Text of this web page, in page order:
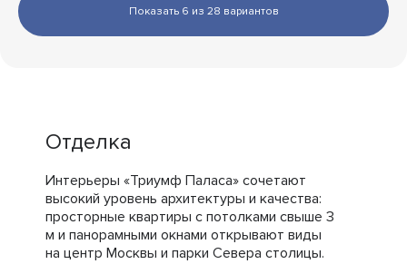
Показать 6 из 28 вариантов
Отделка
Интерьеры «Триумф Паласа» сочетают
высокий уровень архитектуры и качества:
просторные квартиры с потолками свыше 3
м и панорамными окнами открывают виды
на центр Москвы и парки Севера столицы.